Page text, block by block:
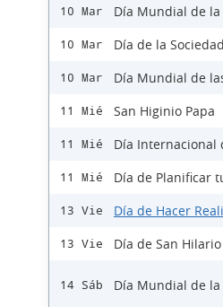
10 Mar Día Mundial de
10 Mar Día de la
10 Mar Día Mundial de
11 Mié San Higinio Papa
11 Mié Día Internacional
11 Mié Día de Planificar
13 Vie Día de Hacer
13 Vie Día de San
14 Sáb Día Mundial de la